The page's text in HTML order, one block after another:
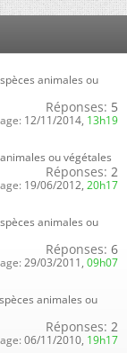
animales ou
Réponses: 5
12/11/2014, 13h19
ou végétales
Réponses: 2
19/06/2012, 20h17
animales ou
Réponses: 6
29/03/2011, 09h07
animales ou
Réponses: 2
06/11/2010, 19h17